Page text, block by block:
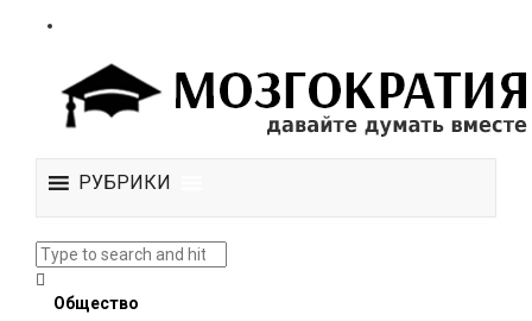
РУБРИКИ
Общество